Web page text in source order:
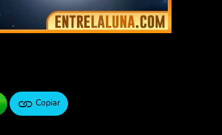
Copiar